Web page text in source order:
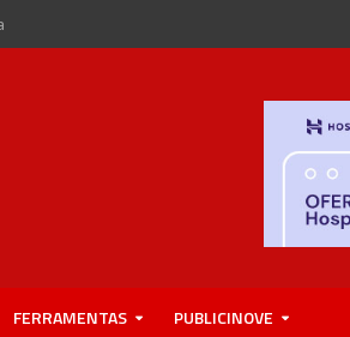
FERRAMENTAS PUBLICINOVE